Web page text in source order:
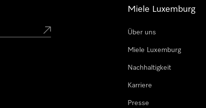
Miele Luxemburg
Über uns
Miele Luxemburg
Nachhaltigkeit
Karriere
Presse